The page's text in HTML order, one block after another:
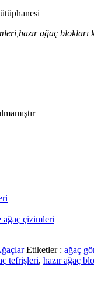
ağaç blokları
çizimleri
Etiketler : ağaç
tefrişleri, hazır ağaç